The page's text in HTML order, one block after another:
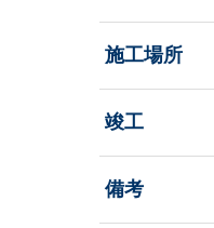
施工場所
竣工
備考